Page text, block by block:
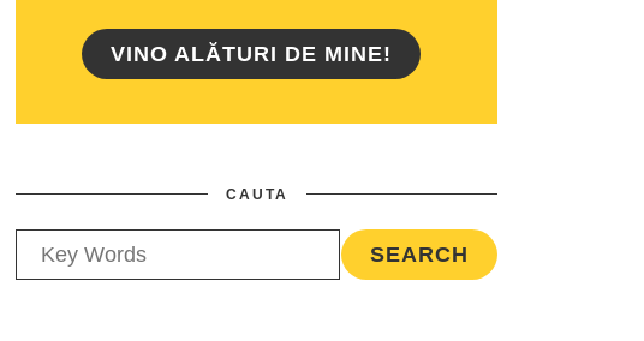
VINO ALĂTURI DE MINE!
CAUTA